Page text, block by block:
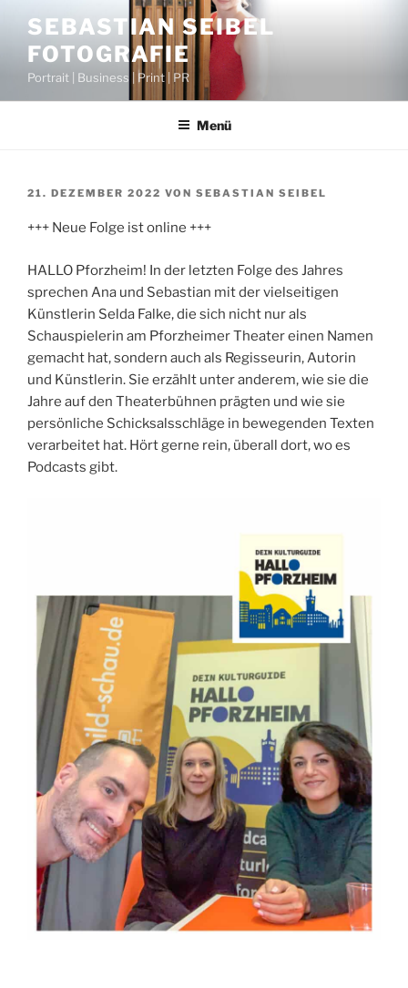
Inhalt
springen
SEBASTIAN SEIBEL
FOTOGRAFIE
Portrait | Business | Print | PR
Menü
VERÖFFENTLICHT
21. DEZEMBER 2022 VON SEBASTIAN SEIBEL
+++ Neue Folge ist online +++
HALLO Pforzheim! In der letzten Folge des Jahres
sprechen Ana und Sebastian mit der vielseitigen
Künstlerin Selda Falke, die sich nicht nur als
Schauspielerin am Pforzheimer Theater einen Namen
gemacht hat, sondern auch als Regisseurin, Autorin
und Künstlerin. Sie erzählt unter anderem, wie sie die
Jahre auf den Theaterbühnen prägten und wie sie
persönliche Schicksalsschläge in bewegenden Texten
verarbeitet hat. Hört gerne rein, überall dort, wo es
Podcasts gibt.